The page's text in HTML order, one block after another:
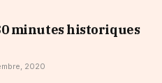
minutes historiques
2020